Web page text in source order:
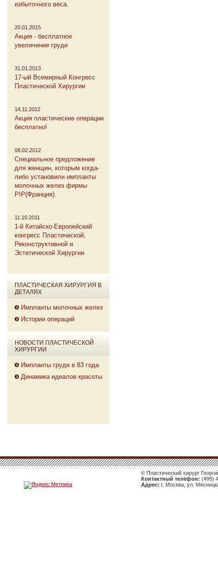
избыточного веса.
20.01.2015
Акция - бесплатное
увеличение груди
31.01.2013
17-ый Всемирный Конгресс
Пластической Хирургии
14.11.2012
Акция пластические операции
бесплатно!
08.02.2012
Специальное предложение
для женщин, которым когда-
либо установили импланты
молочных желез фирмы
PIP(Франция).
11.10.2011
1-й Китайско-Европейский
конгресс Пластической,
Реконструктивной и
Эстетической Хирургии
ПЛАСТИЧЕСКАЯ ХИРУРГИЯ В
ДЕТАЛЯХ
Импланты молочных желез
Истории операций
НОВОСТИ ПЛАСТИЧЕСКОЙ
ХИРУРГИИ
Импланты груди в 83 года
Динамика идеалов красоты
© Пластический хирург
Контактный телефон: (495)
Адрес: г. Москва, ул.